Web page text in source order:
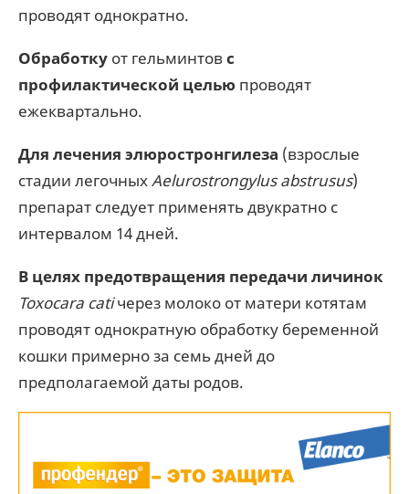
проводят однократно.
Обработку от гельминтовс
профилактической целью проводят
ежеквартально.
Для лечения элюростронгилеза (взрослые
стадии легочныхAelurostrongylus abstrusus)
препарат следует применять двукратно с
интервалом 14 дней.
В целях предотвращения передачи личинок
Toxocara catiчерез молоко от матери котятам
проводят однократную обработку беременной
кошки примерно за семь дней до
предполагаемой даты poдов.